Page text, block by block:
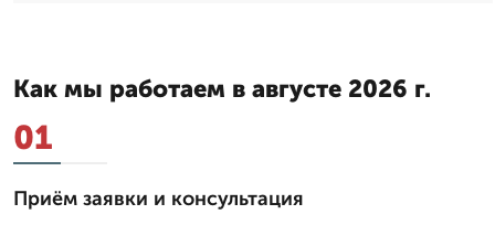
Как мы работаем в августе 2026 г.
01
Приём заявки и консультация